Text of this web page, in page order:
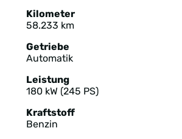
Kilometer
58.233 km
Getriebe
Automatik
Leistung
180 kW (245 PS)
Kraftstoff
Benzin